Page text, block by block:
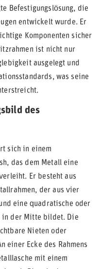
Befestigungslösung, die
entwickelt wurde. Er
Komponenten sicher
ist nicht nur
ausgelegt und
was seine
des
sich in einem
das dem Metall eine
Er besteht aus
der aus vier
eine quadratische oder
in der Mitte bildet. Die
Nieten oder
einer Ecke des Rahmens
mit einem